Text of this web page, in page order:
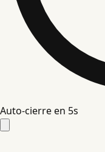
Auto-cierre en 4s